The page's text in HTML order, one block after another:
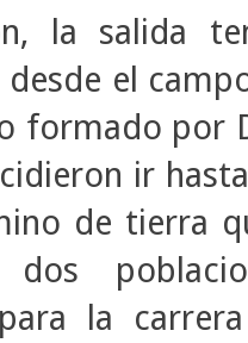
la salida
el
formado por
ir
de tierra
la